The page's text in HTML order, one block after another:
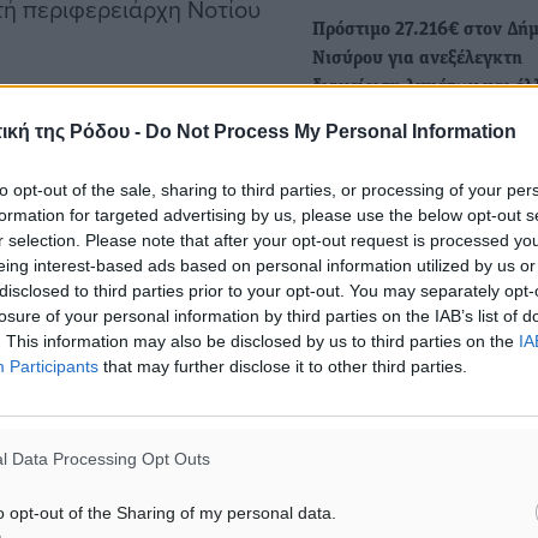
της Ρόδου - Do Not Process My Personal Information
opt-out of the sale, sharing to third parties, or processing of your
for targeted advertising by us, please use the below opt-out
selection. Please note that after your opt-out request is processed
interest-based ads based on personal information utilized by us
to third parties prior to your opt-out. You may separately
of your personal information by third parties on the IAB’s list of
This information may also be disclosed by us to third parties on the
Participants that may further disclose it to other third parties.
Data Processing Opt Outs
opt-out of the Sharing of my personal data.
Νοτίου
επίσκεψης, στο
επί σειρά
χρήση και αδειοδότηση
παραμένει άλυτο
ρύθμιση του
δεν επιτρέπει στον
και κατ’ επέκταση
ο αναπληρωτής
Πρόστιμο 27.216€ στον
Νισύρου για ανεξέλεγκτη
διαχείριση λυμάτων και
Αιγαίου για τα αστικά
Μανδράκι -…
Κοινή ερώτηση Νικητιάδη
Χριστοδουλάκη Χνάρη:
η καθυστέρηση
Κέντρου Περίθαλψής και…